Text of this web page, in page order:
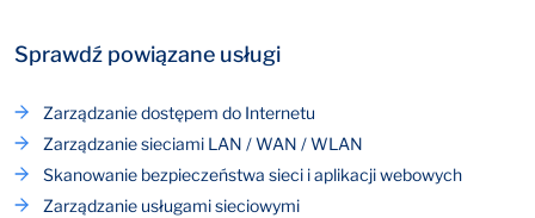
Sprawdź powiązane usługi
Zarządzanie dostępem do Internetu
Zarządzanie sieciami LAN / WAN / WLAN
Skanowanie bezpieczeństwa sieci i aplikacji webowych
Zarządzanie usługami sieciowymi